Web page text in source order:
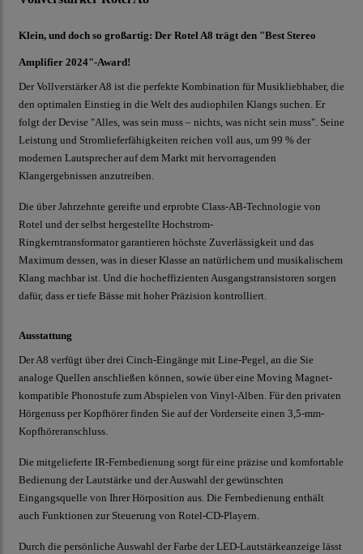
Klein, und doch so großartig: Der Rotel A8 trägt den "Best Stereo
Amplifier 2024"-Award!
Der Vollverstärker A8 ist die perfekte Kombination für Musikliebhaber, die
den optimalen Einstieg in die Welt des audiophilen Klangs suchen. Er
folgt der Devise "Alles, was sein muss – nichts, was nicht sein muss". Seine
Leistung und Stromlieferfähigkeiten reichen voll aus, um 99 % der
modernen Lautsprecher auf dem Markt mit hervorragenden
Klangergebnissen anzutreiben.
Die über Jahrzehnte gereifte und erprobte Class-AB-Technologie von
Rotel und der selbst hergestellte Hochstrom-
Ringkerntransformator garantieren höchste Zuverlässigkeit und das
Maximum dessen, was in dieser Klasse an natürlichem und musikalischem
Klang machbar ist. Und die hocheffizienten Ausgangstransistoren sorgen
dafür, dass er tiefe Bässe mit hoher Präzision kontrolliert.
Ausstattung
Der A8 verfügt über drei Cinch-Eingänge mit Line-Pegel, an die Sie
analoge Quellen anschließen können, sowie über eine Moving Magnet-
kompatible Phonostufe zum Abspielen von Vinyl-Alben. Für den privaten
Hörgenuss per Kopfhörer finden Sie auf der Vorderseite einen 3,5-mm-
Kopfhöreranschluss.
Die mitgelieferte IR-Fernbedienung sorgt für eine präzise und komfortable
Bedienung der Lautstärke und der Auswahl der gewünschten
Eingangsquelle von Ihrer Hörposition aus. Die Fernbedienung enthält
auch Funktionen zur Steuerung von Rotel-CD-Playern.
Durch die persönliche Auswahl der Farbe der LED-Lautstärkeanzeige lässt